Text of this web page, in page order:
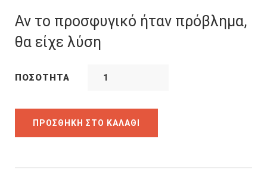
14.00€.
είναι:
10.50€.
Αν το προσφυγικό ήταν πρόβλημα,
θα είχε λύση
ΠΟΣΌΤΗΤΑ
ΠΡΟΣΘΉΚΗ ΣΤΟ ΚΑΛΆΘΙ